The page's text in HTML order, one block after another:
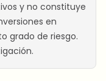
y no constituye
en
grado de riesgo.